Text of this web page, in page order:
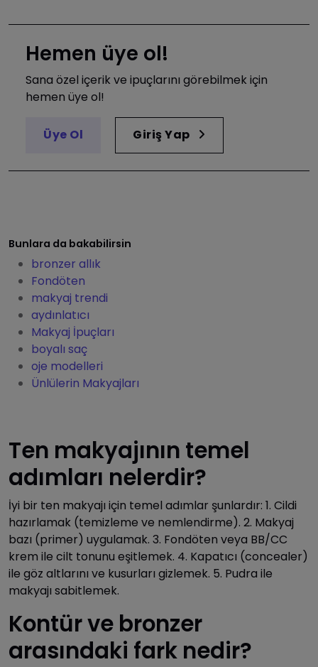
Hemen üye ol!
Sana özel içerik ve ipuçlarını görebilmek için
hemen üye ol!
Üye Ol Giriş Yap
Bunlara da bakabilirsin
bronzer allık
Fondöten
makyaj trendi
aydınlatıcı
Makyaj İpuçları
boyalı saç
oje modelleri
Ünlülerin Makyajları
Ten makyajının temel
adımları nelerdir?
İyi bir ten makyajı için temel adımlar şunlardır: 1. Cildi
hazırlamak (temizleme ve nemlendirme). 2. Makyaj
bazı (primer) uygulamak. 3. Fondöten veya BB/CC
krem ile cilt tonunu eşitlemek. 4. Kapatıcı (concealer)
ile göz altlarını ve kusurları gizlemek. 5. Pudra ile
makyajı sabitlemek.
Kontür ve bronzer
arasındaki fark nedir?